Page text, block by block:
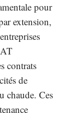
pour
extension,
contrats
de
chaude. Ces